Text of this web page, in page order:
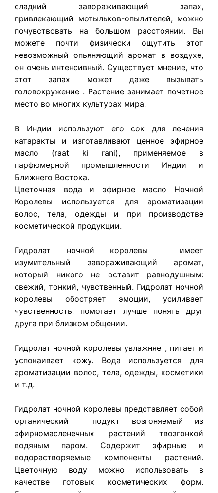
сладкий завораживающий запах,
привлекающий мотыльков-опылителей, можно
почувствовать на большом расстоянии. Вы
можете почти физически ощутить этот
невозможный опьяняющий аромат в воздухе,
он очень интенсивный. Существует мнение, что
этот запах может даже вызывать
головокружение . Растение занимает почетное
место во многих культурах мира.
В Индии используют его сок для лечения
катаракты и изготавливают ценное эфирное
масло (raat ki rani), применяемое в
парфюмерной промышленности Индии и
Ближнего Востока.
Цветочная вода и эфирное масло Ночной
Королевы используется для ароматизации
волос, тела, одежды и при производстве
косметической продукции.
Гидролат ночной королевы имеет
изумительный завораживающий аромат,
который никого не оставит равнодушным:
свежий, тонкий, чувственный. Гидролат ночной
королевы обостряет эмоции, усиливает
чувственность, помогает лучше понять друг
друга при близком общении.
Гидролат ночной королевы увлажняет, питает и
успокаивает кожу. Вода используется для
ароматизации волос, тела, одежды, косметики
и т.д.
Гидролат ночной королевы представляет собой
органический подукт возгоняемый из
эфирномасленечных растений твозгонкой
водяным паром. Содержит эфирные и
водорастворяемые компоненты растений.
Цветочную воду можно использовать в
качестве готовых косметических форм.